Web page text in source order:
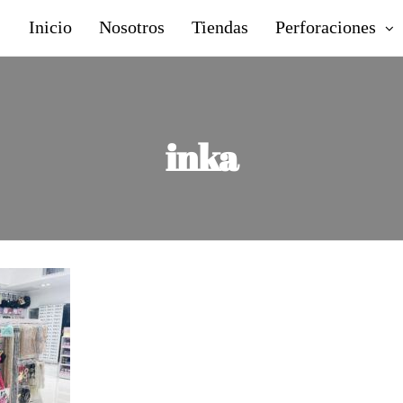
Inicio Nosotros Tiendas Perforaciones
inka